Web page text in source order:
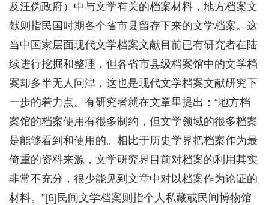
及汪伪政府）中与文学有关的档案材料，地方档案文
献则指民国时期各个省市县留存下来的文学档案。这
当中国家层面现代文学档案文献目前已有研究者在陆
续进行挖掘和整理，但各省市县级档案馆中的文学档
案却多半无人问津，这也是现代文学档案文献研究下
一步的着力点。有研究者就在文章里提出：“地方档
案馆的档案使用有很多制约，但文学领域的很多档案
是能够看到和使用的。相比于历史学界把档案作为最
倚重的资料来源，文学研究界目前对档案的利用其实
非常不充分，很少能见到文章中对以档案作为论证的
材料。”[6]民间文学档案则指个人私藏或民间博物馆